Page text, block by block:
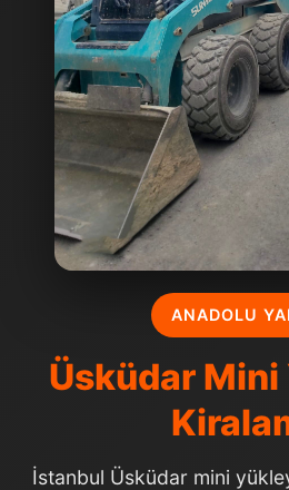
ANADOLU
Üsküdar
İstanbul Üsküdar mini